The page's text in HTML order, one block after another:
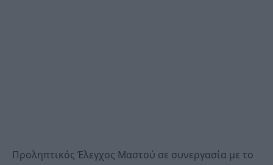
Προληπτικός Έλεγχος Μαστού σε συνεργασία με το